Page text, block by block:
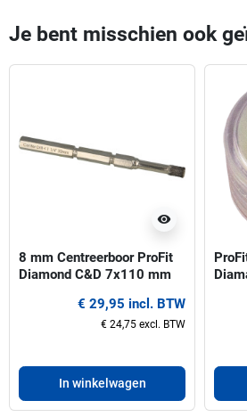
Je bent misschien ook
visibility
8 mm Centreerboor ProFit
Diamond C&D 7x110 mm
€ 29,95 incl. BTW
€ 24,75 excl. BTW
In winkelwagen